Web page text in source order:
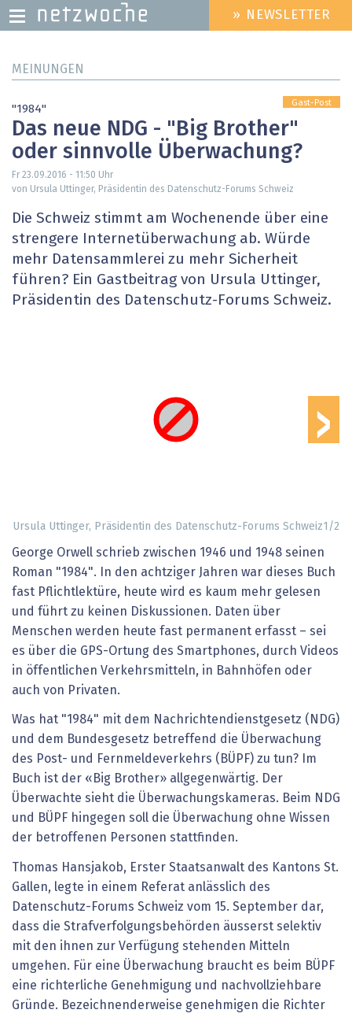
zum
HEADER
MENU
» NEWSLETTER
MEINUNGEN
Gast-Post
"1984"
Das neue NDG - "Big Brother"
oder sinnvolle Überwachung?
Fr 23.09.2016 - 11:50 Uhr
von Ursula Uttinger, Präsidentin des Datenschutz-Forums Schweiz
Die Schweiz stimmt am Wochenende über eine
strengere Internetüberwachung ab. Würde
mehr Datensammlerei zu mehr Sicherheit
führen? Ein Gastbeitrag von Ursula Uttinger,
Präsidentin des Datenschutz-Forums Schweiz.
›
1 /2
Ursula Uttinger, Präsidentin des Datenschutz-Forums Schweiz
George Orwell schrieb zwischen 1946 und 1948 seinen
Roman "1984". In den achtziger Jahren war dieses Buch
fast Pflichtlektüre, heute wird es kaum mehr gelesen
und führt zu keinen Diskussionen. Daten über
Menschen werden heute fast permanent erfasst – sei
es über die GPS-Ortung des Smartphones, durch Videos
in öffentlichen Verkehrsmitteln, in Bahnhöfen oder
auch von Privaten.
Was hat "1984" mit dem Nachrichtendienstgesetz (NDG)
und dem Bundesgesetz betreffend die Überwachung
des Post- und Fernmeldeverkehrs (BÜPF) zu tun? Im
Buch ist der «Big Brother» allgegenwärtig. Der
Überwachte sieht die Überwachungskameras. Beim NDG
und BÜPF hingegen soll die Überwachung ohne Wissen
der betroffenen Personen stattfinden.
Thomas Hansjakob, Erster Staatsanwalt des Kantons St.
Gallen, legte in einem Referat anlässlich des
Datenschutz-Forums Schweiz vom 15. September dar,
dass die Strafverfolgungsbehörden äusserst selektiv
mit den ihnen zur Verfügung stehenden Mitteln
umgehen. Für eine Überwachung braucht es beim BÜPF
eine richterliche Genehmigung und nachvollziehbare
Gründe. Bezeichnenderweise genehmigen die Richter